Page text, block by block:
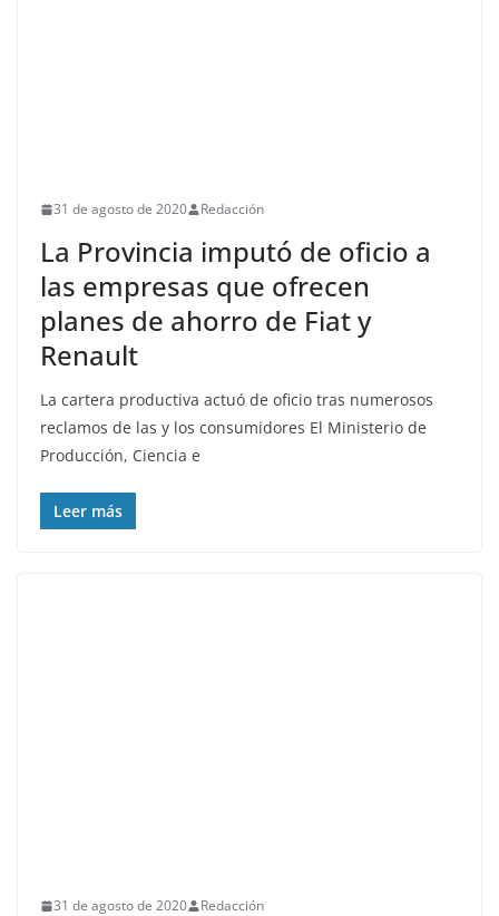
31 de agosto de 2020 Redacción
La Provincia imputó de oficio a
las empresas que ofrecen
planes de ahorro de Fiat y
Renault
La cartera productiva actuó de oficio tras numerosos
reclamos de las y los consumidores El Ministerio de
Producción, Ciencia e
Leer más
31 de agosto de 2020 Redacción